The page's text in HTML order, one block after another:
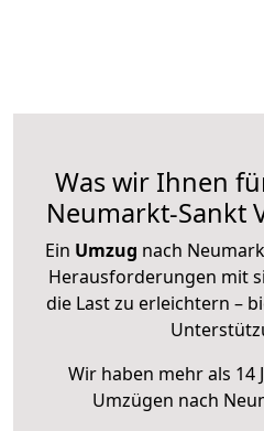
Was wir Ihnen
Neumarkt-Sankt
Ein Umzug nach
Herausforderungen mit
die Last zu erleichtern –
Wir haben mehr als 14
Umzügen nach